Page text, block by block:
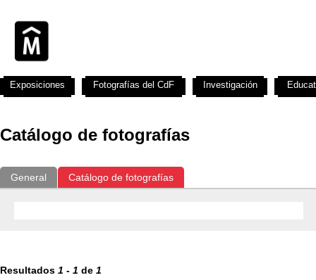
Catálogo de fotografías
General Catálogo de fotografías
Resultados 1 - 1 de 1
Exposiciones Fotografías del CdF Investigación